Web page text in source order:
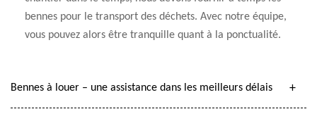
bennes pour le transport des déchets. Avec notre équipe,
vous pouvez alors être tranquille quant à la ponctualité.
Bennes à louer – une assistance dans les meilleurs délais